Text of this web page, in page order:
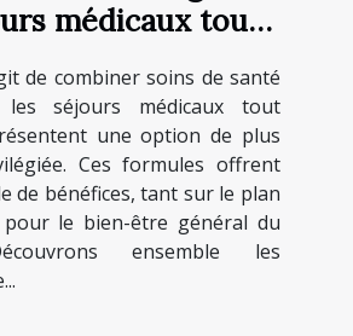
médicaux tout
de combiner soins de santé
séjours médicaux tout
une option de plus
Ces formules offrent
de bénéfices, tant sur le plan
pour le bien-être général du
ensemble les